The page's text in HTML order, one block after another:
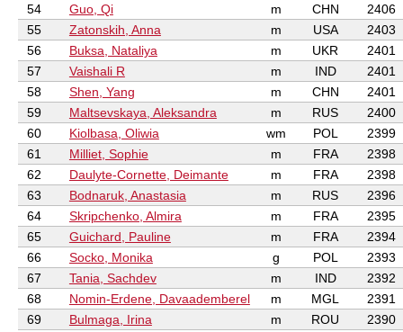
54
Guo, Qi m CHN
2406
55
Zatonskih, Anna m USA
2403
56
Buksa, Nataliya m UKR
2401
57
Vaishali R m IND
2401
58
Shen, Yang m CHN
2401
59
Maltsevskaya, Aleksandra m RUS
2400
60
Kiolbasa, Oliwia wm POL
2399
61
Milliet, Sophie m FRA
2398
62
Daulyte-Cornette, Deimante m FRA
2398
63
Bodnaruk, Anastasia m RUS
2396
64
Skripchenko, Almira m FRA
2395
65
Guichard, Pauline m FRA
2394
66
Socko, Monika g POL
2393
67
Tania, Sachdev m IND
2392
68
Nomin-Erdene, Davaademberel m MGL
2391
69
Bulmaga, Irina m ROU
2390